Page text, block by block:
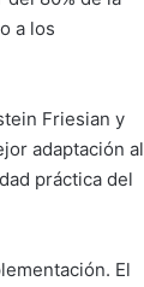
a los
Friesian y
adaptación al
práctica del
El